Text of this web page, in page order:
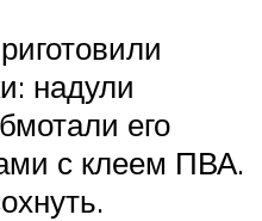
надули
его
с клеем ПВА.